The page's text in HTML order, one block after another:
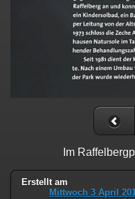
Im
Erstellt am
Mittwoch 3 April